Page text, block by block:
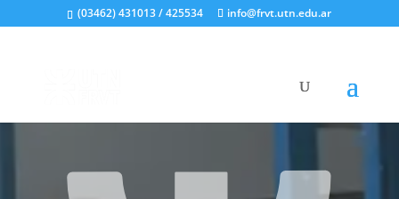
(03462) 431013 / 425534 info@frvt.utn.edu.ar